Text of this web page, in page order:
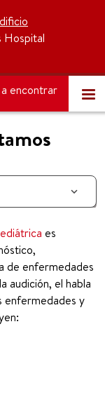
Hospital
encontrar
es
de enfermedades
audición, el habla
enfermedades y